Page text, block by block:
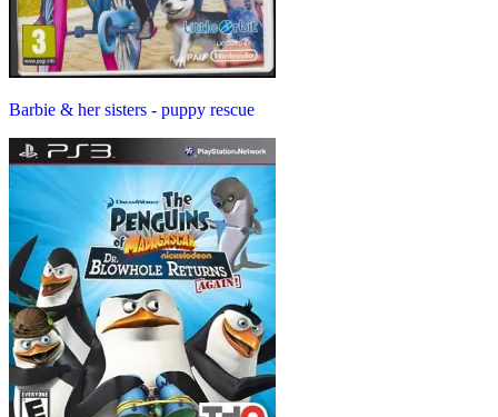
Barbie & her sisters - puppy rescue